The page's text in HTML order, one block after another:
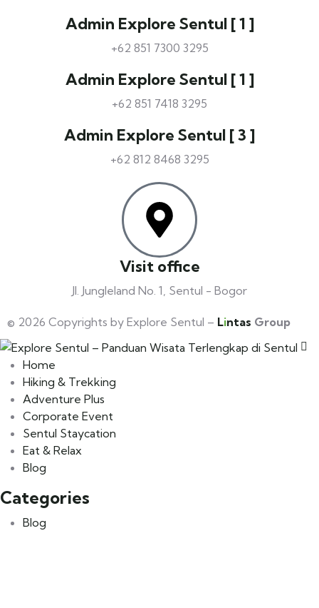
Admin Explore Sentul [ 1 ]
+62 851 7300 3295
Admin Explore Sentul [ 1 ]
+62 851 7418 3295
Admin Explore Sentul [ 3 ]
+62 812 8468 3295
Visit office
Jl. Jungleland No. 1, Sentul - Bogor
© 2026 Copyrights by Explore Sentul – Lintas Group
Home
Hiking & Trekking
Adventure Plus
Corporate Event
Sentul Staycation
Eat & Relax
Blog
Categories
Blog